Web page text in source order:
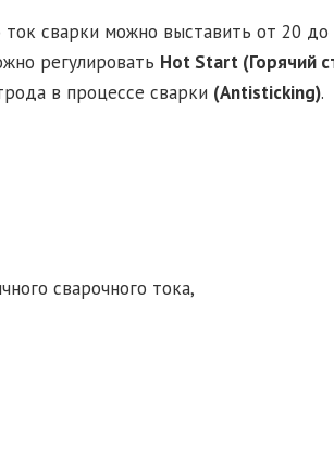
сварки можно выставить от 20
регулировать Hot Start (Горячий
в процессе сварки (Antisticking).
сварочного тока,